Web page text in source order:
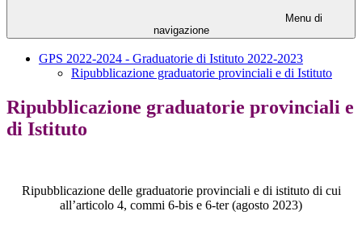
Menu di
navigazione
GPS 2022-2024 - Graduatorie di Istituto 2022-2023
Ripubblicazione graduatorie provinciali e di Istituto
Ripubblicazione graduatorie provinciali e
di Istituto
Ripubblicazione delle graduatorie provinciali e di istituto di cui
all’articolo 4, commi 6-bis e 6-ter (agosto 2023)